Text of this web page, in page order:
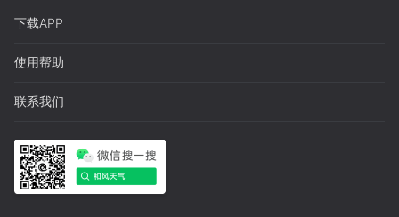
下载APP
使用帮助
联系我们